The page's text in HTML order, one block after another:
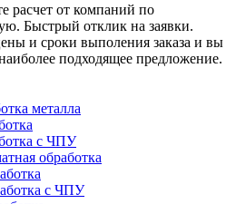
расчет от компаний по
Быстрый отклик на заявки.
и сроки выполения заказа и вы
подходящее предложение.
металла
с ЧПУ
обработка
c ЧПУ